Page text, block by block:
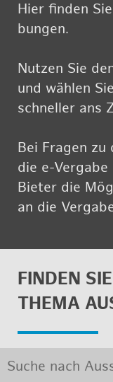
Hier fin­den
bun­gen.
Nut­zen Sie
und wäh­len
schnel­ler ans
Bei Fra­gen
die e-
Bie­ter die
an die
FIN­DEN
THEMA
Suche